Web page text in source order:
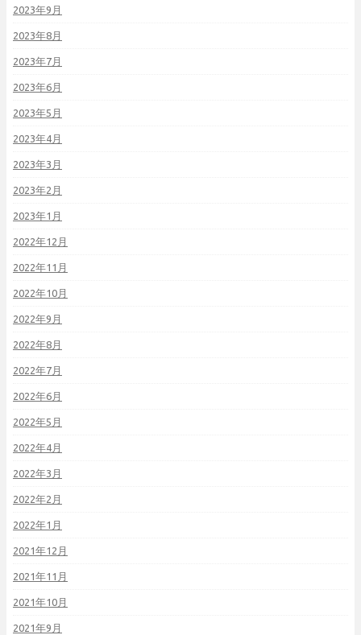
2023年9月
2023年8月
2023年7月
2023年6月
2023年5月
2023年4月
2023年3月
2023年2月
2023年1月
2022年12月
2022年11月
2022年10月
2022年9月
2022年8月
2022年7月
2022年6月
2022年5月
2022年4月
2022年3月
2022年2月
2022年1月
2021年12月
2021年11月
2021年10月
2021年9月